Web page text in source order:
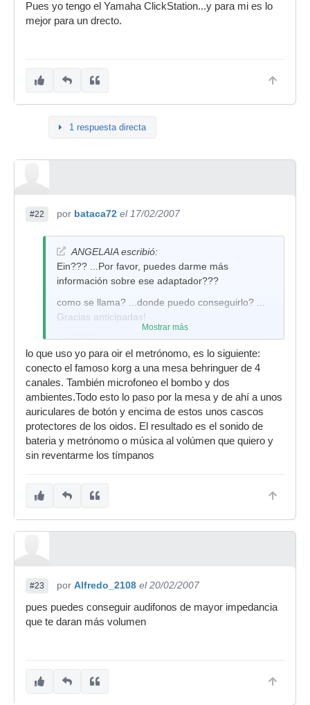
Pues yo tengo el Yamaha ClickStation...y para mi es lo
mejor para un drecto.
1 respuesta directa
#22 por bataca72 el 17/02/2007
ANGELAIA escribió:
Ein??? ...Por favor, puedes darme más
información sobre ese adaptador???
como se llama? ...donde puedo conseguirlo? ...
Gracias anticipadas!
...salud!
Mostrar más
lo que uso yo para oir el metrónomo, es lo siguiente:
conecto el famoso korg a una mesa behringuer de 4
canales. También microfoneo el bombo y dos
ambientes.Todo esto lo paso por la mesa y de ahí a unos
auriculares de botón y encima de estos unos cascos
protectores de los oidos. El resultado es el sonido de
bateria y metrónomo o música al volúmen que quiero y
sin reventarme los tímpanos
#23 por Alfredo_2108 el 20/02/2007
pues puedes conseguir audifonos de mayor impedancia
que te daran más volumen